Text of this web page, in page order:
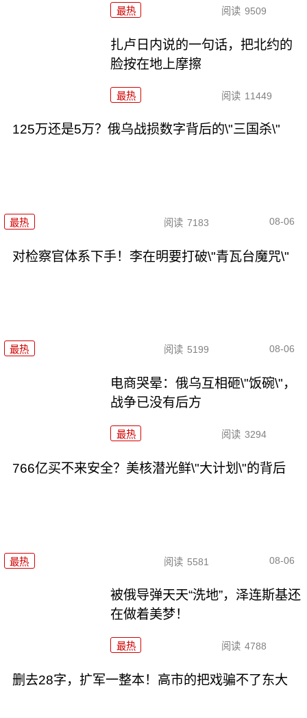
最热 阅读 9509
扎卢日内说的一句话，把北约的
脸按在地上摩擦
最热 阅读 11449
125万还是5万？俄乌战损数字背后的\"三国杀\"
最热 阅读 7183 08-06
对检察官体系下手！李在明要打破\"青瓦台魔咒\"
最热 阅读 5199 08-06
电商哭晕：俄乌互相砸\"饭碗\"，
战争已没有后方
最热 阅读 3294
766亿买不来安全？美核潜光鲜\"大计划\"的背后
最热 阅读 5581 08-06
被俄导弹天天“洗地”，泽连斯基还
在做着美梦！
最热 阅读 4788
删去28字，扩军一整本！高市的把戏骗不了东大